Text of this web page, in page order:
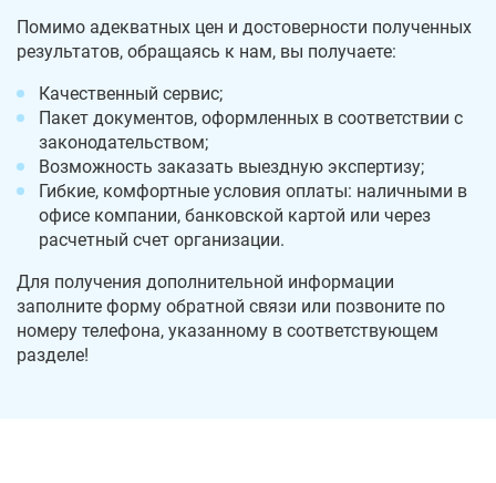
Помимо адекватных цен и достоверности полученных
результатов, обращаясь к нам, вы получаете:
Качественный сервис;
Пакет документов, оформленных в соответствии с
законодательством;
Возможность заказать выездную экспертизу;
Гибкие, комфортные условия оплаты: наличными в
офисе компании, банковской картой или через
расчетный счет организации.
Для получения дополнительной информации
заполните форму обратной связи или позвоните по
номеру телефона, указанному в соответствующем
разделе!